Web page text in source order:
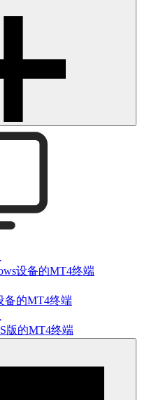
设备的MT4终端
备的MT4终端
版的MT4终端